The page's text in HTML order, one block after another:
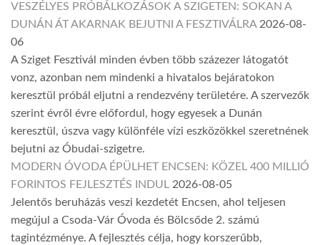
VESZÉLYES PRÓBÁLKOZÁSOK A SZIGETEN: SOKAN A
DUNÁN ÁT AKARNAK BEJUTNI A FESZTIVÁLRA 2026-08-
06
A Sziget Fesztivál minden évben több százezer látogatót
vonz, azonban nem mindenki a hivatalos bejáratokon
keresztül próbál eljutni a rendezvény területére. A szervezők
szerint évről évre előfordul, hogy egyesek a Dunán
keresztül, úszva vagy különféle vízi eszközökkel szeretnének
bejutni az Óbudai-szigetre.
MODERN ÓVODA ÉPÜLHET ENCSEN: KÖZEL 400 MILLIÓ
FORINTOS FEJLESZTÉS INDUL 2026-08-05
Jelentős beruházás veszi kezdetét Encsen, ahol teljesen
megújul a Csoda-Vár Óvoda és Bölcsőde 2. számú
tagintézménye. A fejlesztés célja, hogy korszerűbb,